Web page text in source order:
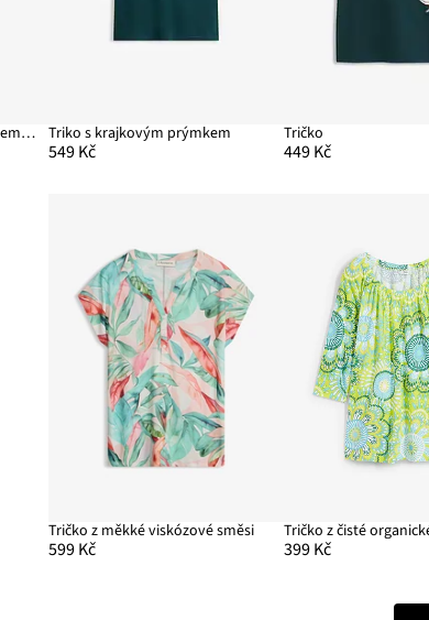
Triko s elastickým spodním lemem Triko s krajkovým prýmkem
549 Kč
Tričko
449 Kč
Tričko z měkké viskózové směsi
599 Kč
Tričko z čisté
399 Kč